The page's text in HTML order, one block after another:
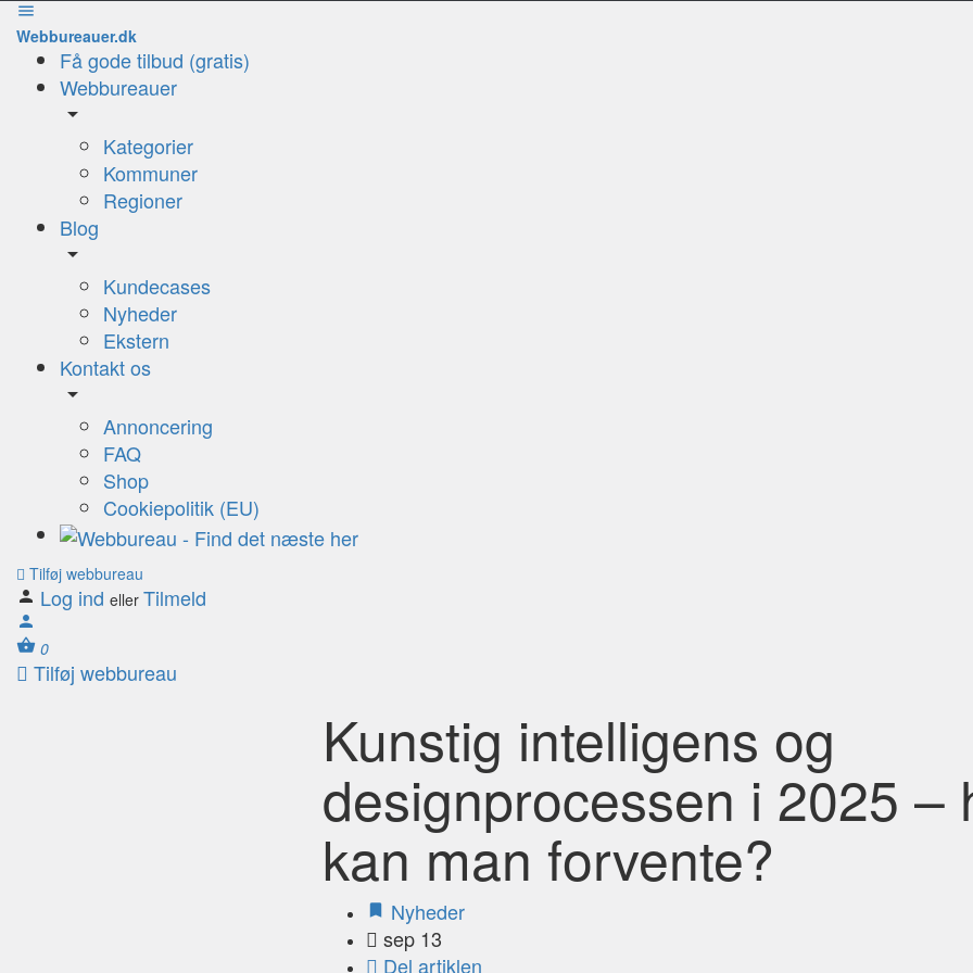
Webbureauer.dk
Få gode tilbud (gratis)
Webbureauer
Kategorier
Kommuner
Regioner
Blog
Kundecases
Nyheder
Ekstern
Kontakt os
Annoncering
FAQ
Shop
Cookiepolitik (EU)
Tilføj webbureau
Log ind eller Tilmeld
0
Tilføj webbureau
Kunstig intelligens og
designprocessen i 2025 –
kan man forvente?
Nyheder
sep 13
Del artiklen